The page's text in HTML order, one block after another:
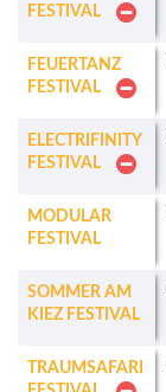
FESTIVAL
FEUERTANZ
FESTIVAL
ELECTRIFINITY
FESTIVAL
MODULAR
FESTIVAL
SOMMER AM
KIEZ FESTIVAL
TRAUMSAFARI